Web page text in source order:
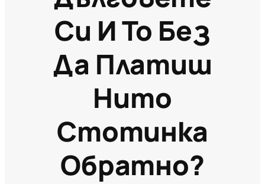
Си И То Без
Да Платиш
Нито
Стотинка
Обратно?